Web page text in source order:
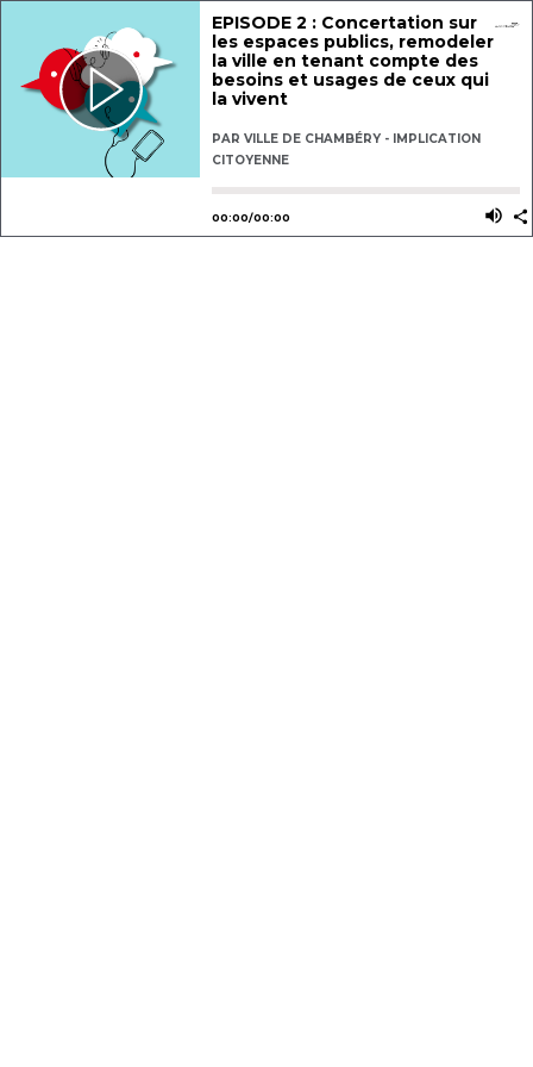
EPISODE 2 : Concertation sur
les espaces publics, remodeler
la ville en tenant compte des
besoins et usages de ceux qui
la vivent
PARVILLE DE CHAMBÉRY - IMPLICATION
CITOYENNE
Utilisez les flèches gauche ou
00:00/00:00